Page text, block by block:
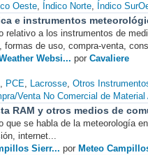
Oeste Índico Norte Índico
e instrumentos
relativo a los instrumentos de
formas de uso, compra-venta,
Websi... por Cavaliere
PCE Lacrosse Otros
Venta No Comercial de Material
RAM y otros medios de
que se habla de la meteorología
internet...
Sierr... por Meteo